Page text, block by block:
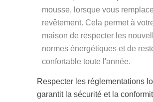
mousse, lorsque vous
revêtement. Cela permet à
maison de respecter les
normes énergétiques et de
confortable toute l'année.
Respecter les réglementations
garantit la sécurité et la